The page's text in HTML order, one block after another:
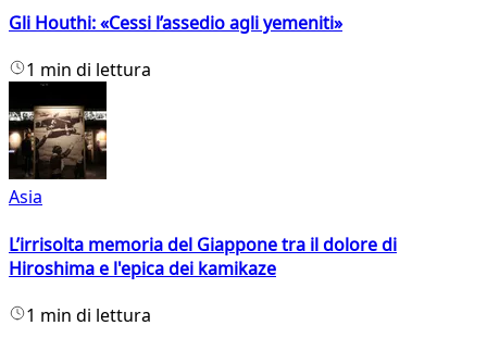
Gli Houthi: «Cessi l’assedio agli yemeniti»
1 min di lettura
Asia
L’irrisolta memoria del Giappone tra il dolore di
Hiroshima e l'epica dei kamikaze
1 min di lettura